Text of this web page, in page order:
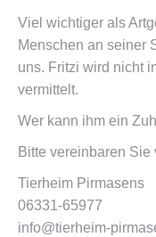
Viel wichtiger als
Menschen an seiner
uns. Fritzi wird nicht
vermittelt.
Wer kann ihm ein
Bitte vereinbaren Sie
Tierheim Pirmasens
06331-65977
info@tierheim-